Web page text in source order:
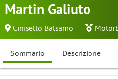
Martin Galiuto
Cinisello Balsamo
Sommario Descrizione